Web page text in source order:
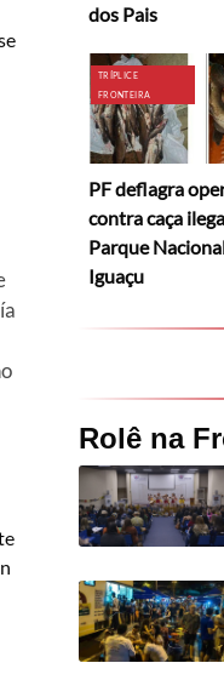
dos Pais
TRÍPLICE
FRONTEIRA
PF deflagra
contra caça
Parque
Iguaçu
Rolê na